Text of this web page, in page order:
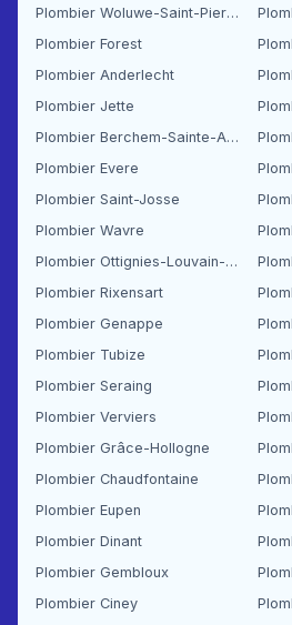
Plombier Woluwe-Saint-Pierre
Plombier Forest
Plombier Anderlecht
Plombier Jette
Plombier Berchem-Sainte-Agathe
Plombier Evere
Plombier Saint-Josse
Plombier Wavre
Plombier Ottignies-Louvain-la-Neuve
Plombier Rixensart
Plombier Genappe
Plombier Tubize
Plombier Seraing
Plombier Verviers
Plombier Grâce-Hollogne
Plombier Chaudfontaine
Plombier Eupen
Plombier Dinant
Plombier Gembloux
Plombier Ciney